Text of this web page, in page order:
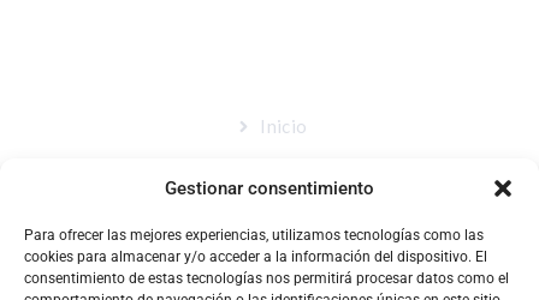
Gestionar consentimiento
Para ofrecer las mejores experiencias, utilizamos tecnologías como las
cookies para almacenar y/o acceder a la información del dispositivo. El
consentimiento de estas tecnologías nos permitirá procesar datos como el
Inicio
Catálogo
Blog